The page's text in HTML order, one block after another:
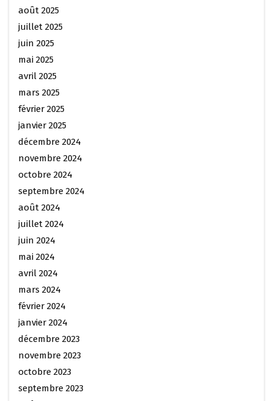
août 2025
juillet 2025
juin 2025
mai 2025
avril 2025
mars 2025
février 2025
janvier 2025
décembre 2024
novembre 2024
octobre 2024
septembre 2024
août 2024
juillet 2024
juin 2024
mai 2024
avril 2024
mars 2024
février 2024
janvier 2024
décembre 2023
novembre 2023
octobre 2023
septembre 2023